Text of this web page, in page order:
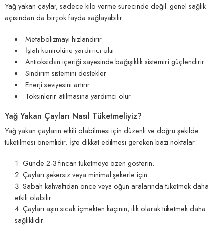
Yağ yakan çaylar, sadece kilo verme sürecinde değil, genel sağlık
açısından da birçok fayda sağlayabilir:
Metabolizmayı hızlandırır
İştah kontrolüne yardımcı olur
Antioksidan içeriği sayesinde bağışıklık sistemini güçlendirir
Sindirim sistemini destekler
Enerji seviyesini artırır
Toksinlerin atılmasına yardımcı olur
Yağ Yakan Çayları Nasıl Tüketmeliyiz?
Yağ yakan çayların etkili olabilmesi için düzenli ve doğru şekilde
tüketilmesi önemlidir. İşte dikkat edilmesi gereken bazı noktalar:
Günde 2-3 fincan tüketmeye özen gösterin.
Çayları şekersiz veya minimal şekerle için.
Sabah kahvaltıdan önce veya öğün aralarında tüketmek daha
etkili olabilir.
Çayları aşırı sıcak içmekten kaçının, ılık olarak tüketmek daha
sağlıklıdır.